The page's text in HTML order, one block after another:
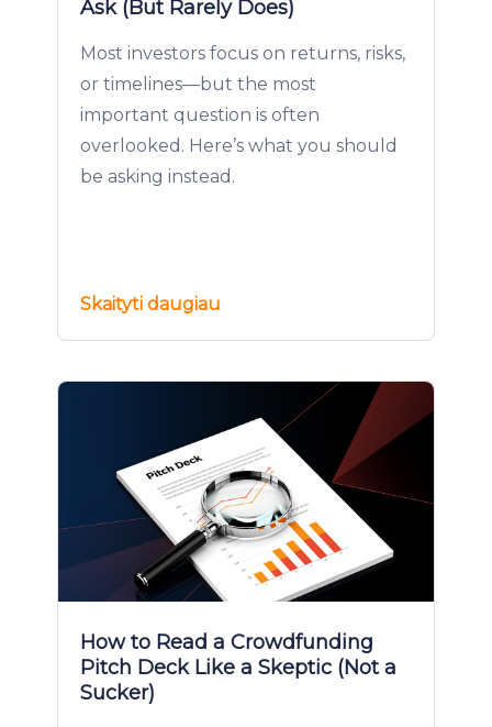
Ask (But Rarely Does)
Most investors focus on returns, risks,
or timelines—but the most
important question is often
overlooked. Here’s what you should
be asking instead.
Skaityti daugiau
How to Read a Crowdfunding
Pitch Deck Like a Skeptic (Not a
Sucker)